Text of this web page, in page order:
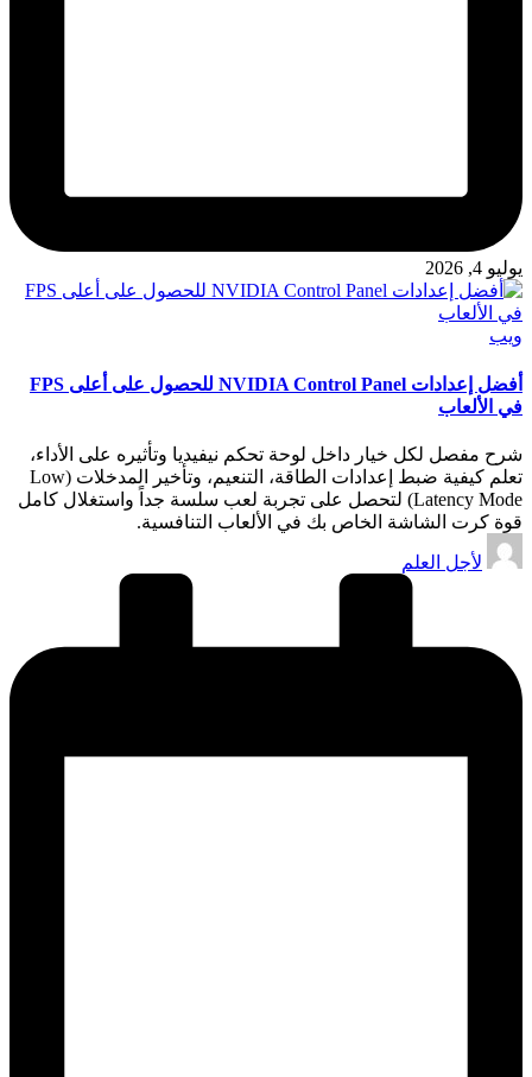
يوليو 4, 2026
نُشر
ويب
أفضل إعدادات NVIDIA Control Panel للحصول على أعلى FPS
في الألعاب
شرح مفصل لكل خيار داخل لوحة تحكم نيفيديا وتأثيره على الأداء،
تعلم كيفية ضبط إعدادات الطاقة، التنعيم، وتأخير المدخلات (Low
Latency Mode) لتحصل على تجربة لعب سلسة جداً واستغلال كامل
قوة كرت الشاشة الخاص بك في الألعاب التنافسية.
تمّ
النشرلأجل العلم